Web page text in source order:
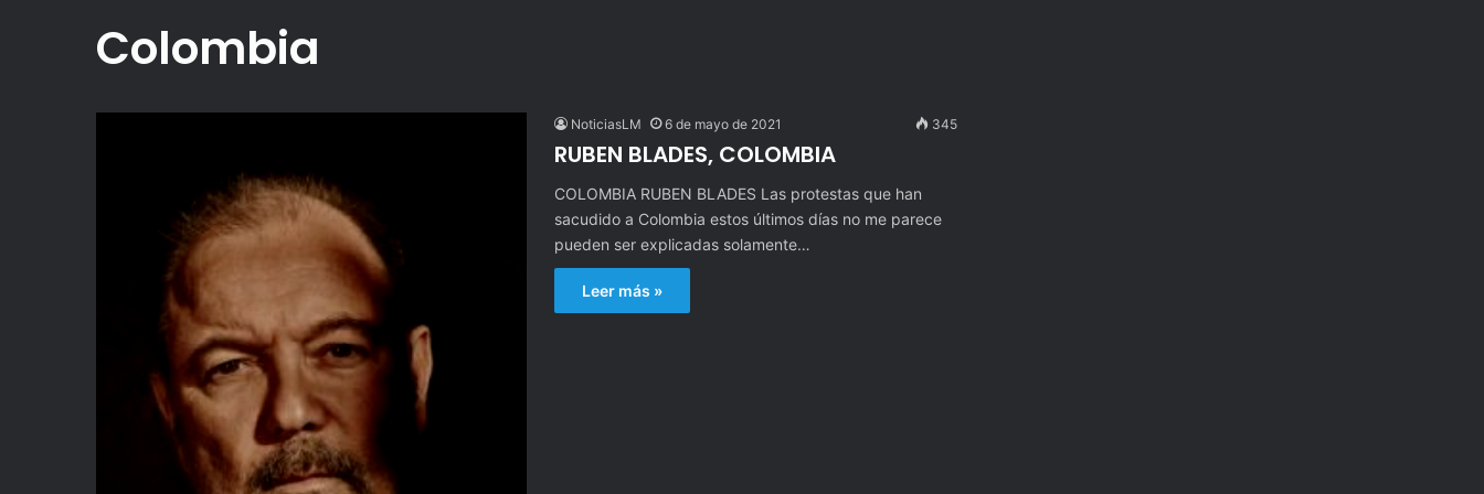
Colombia
NoticiasLM 6 de mayo de 2021 345
RUBEN BLADES, COLOMBIA
COLOMBIA RUBEN BLADES Las protestas que han
sacudido a Colombia estos últimos días no me parece
pueden ser explicadas solamente…
Leer más »